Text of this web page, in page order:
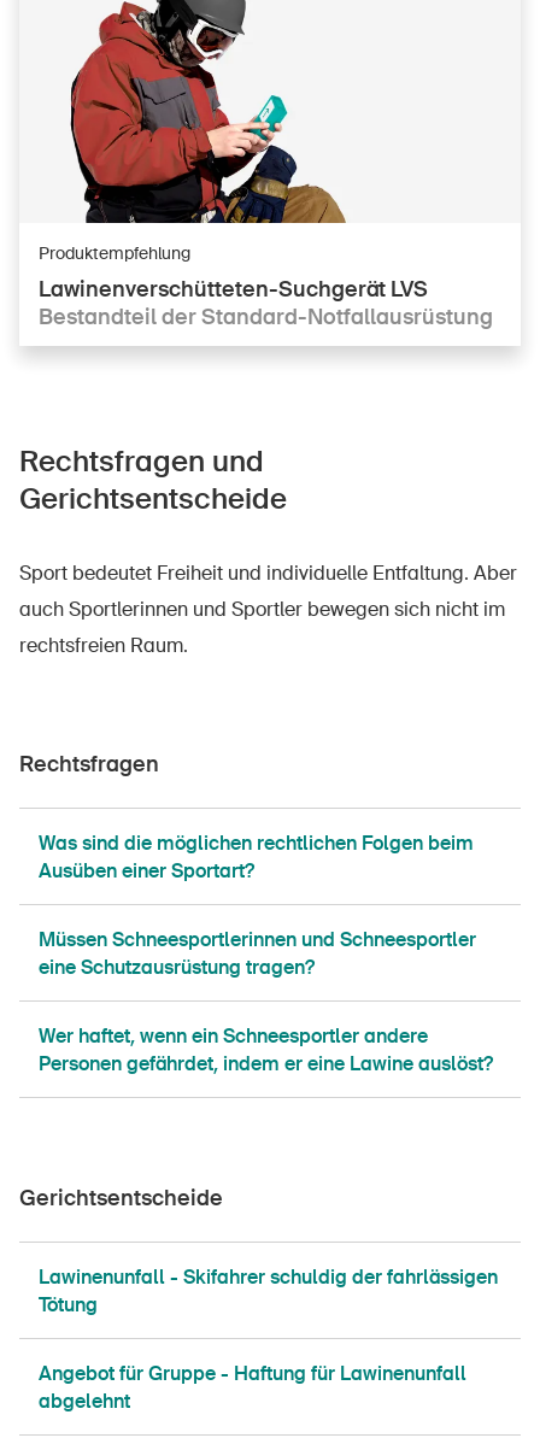
DE FR IT EN
Newsletter abonnieren
Lawinenverschütteten-Suchgerät LVS
Bestandteil der Standard-Notfallausrüstung
Produktempfehlung
Rechtsfragen und
Gerichtsentscheide
Sport bedeutet Freiheit und individuelle Entfaltung. Aber
auch Sportlerinnen und Sportler bewegen sich nicht im
rechtsfreien Raum.
Rechtsfragen
Was sind die möglichen rechtlichen Folgen beim
Ausüben einer Sportart?
Müssen Schneesportlerinnen und Schneesportler
eine Schutzausrüstung tragen?
Wer haftet, wenn ein Schneesportler andere
Personen gefährdet, indem er eine Lawine auslöst?
Gerichtsentscheide
Lawinenunfall - Skifahrer schuldig der fahrlässigen
Tötung
Angebot für Gruppe - Haftung für Lawinenunfall
abgelehnt